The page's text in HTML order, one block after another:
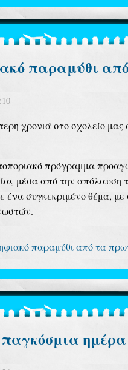
παραμύθι
χρονιά στο σχολείο
πρόγραμμα
μέσα από την απόλαυση
συγκεκριμένο θέμα, με
παραμύθι από τα